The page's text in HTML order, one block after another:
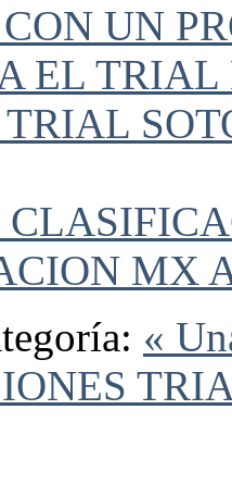
UN
EL TRIAL
TRIAL
MX
«